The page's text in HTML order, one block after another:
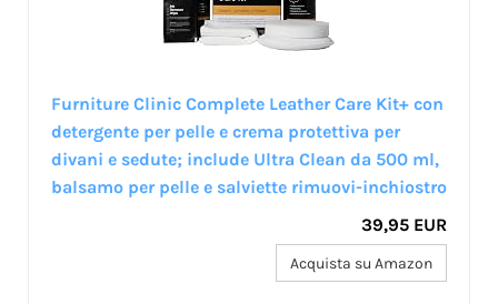
Furniture Clinic Complete Leather Care Kit+ con
detergente per pelle e crema protettiva per
divani e sedute; include Ultra Clean da 500 ml,
balsamo per pelle e salviette rimuovi-inchiostro
39,95 EUR
Acquista su Amazon